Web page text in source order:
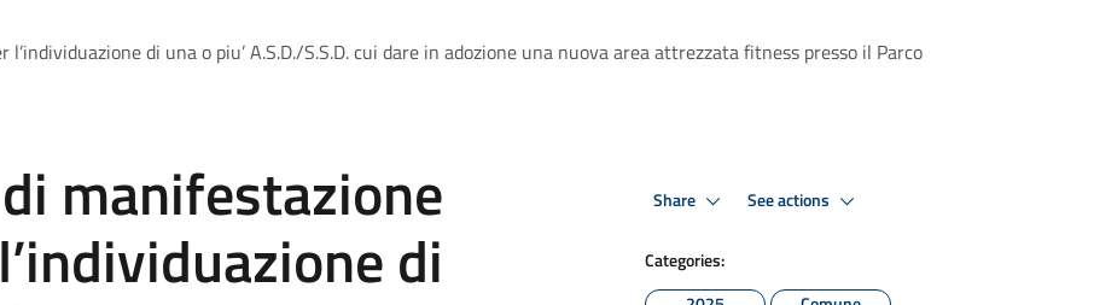
di una o piu’ A.S.D./S.S.D. cui dare in adozione una nuova area attrezzata fitness presso il Parco
manifestazione
di
Share See actions
Categories: